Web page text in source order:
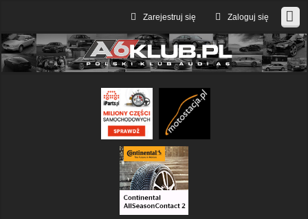
Zaloguj się
Zarejestruj się